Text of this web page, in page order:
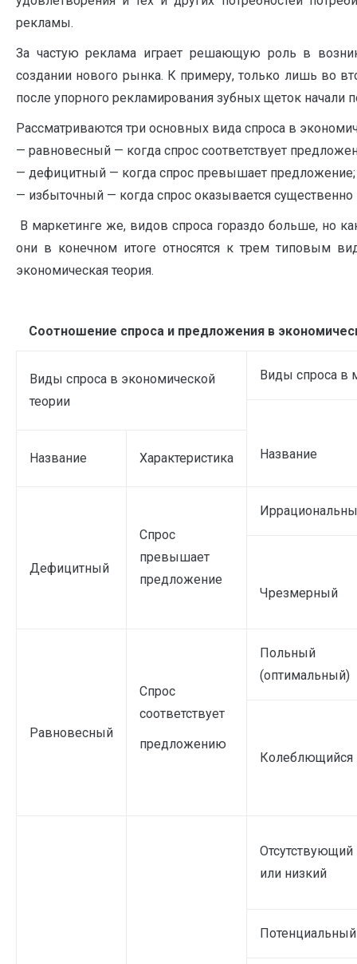
рекламы.
За частую реклама играет решающую роль в
создании нового рынка. К примеру, только лишь во
после упорного рекламирования зубных щеток начали
Рассматриваются три основных вида спроса в
— равновесный — когда спрос соответствует
— дефицитный — когда спрос превышает предложение;
— избыточный — когда спрос оказывается
В маркетинге же, видов спроса гораздо больше, но
они в конечном итоге относятся к трем типовым
экономическая теория.
Соотношение спроса и предложения в
Виды спроса в экономической
теории
Виды спроса в
Название
Название Характеристика
Дефицитный
Спрос
превышает
предложение
Чрезмерный
Равновесный
Спрос
соответствует
предложению
Польный
(оптимальный)
Колеблющийся
Отсутствующий
или низкий
Потенциальный